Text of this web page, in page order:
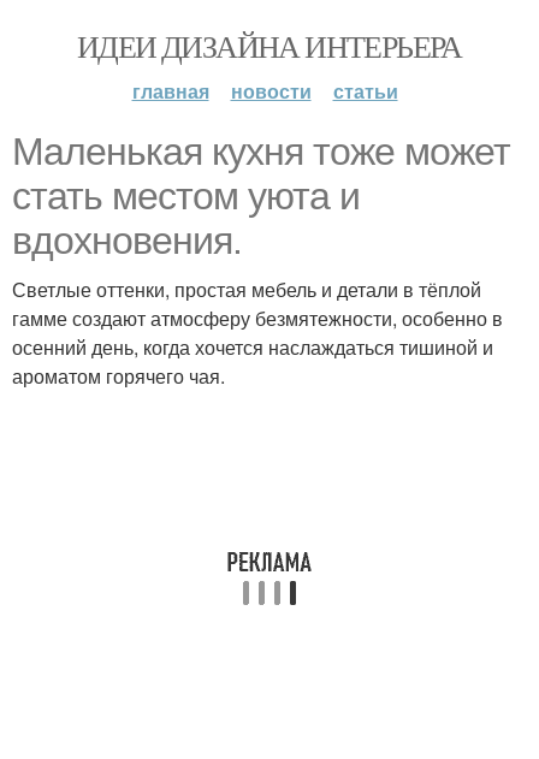
ИДЕИ ДИЗАЙНА ИНТЕРЬЕРА
главная новости статьи
Маленькая кухня тоже может
стать местом уюта и
вдохновения.
Светлые оттенки, простая мебель и детали в тёплой
гамме создают атмосферу безмятежности, особенно в
осенний день, когда хочется наслаждаться тишиной и
ароматом горячего чая.